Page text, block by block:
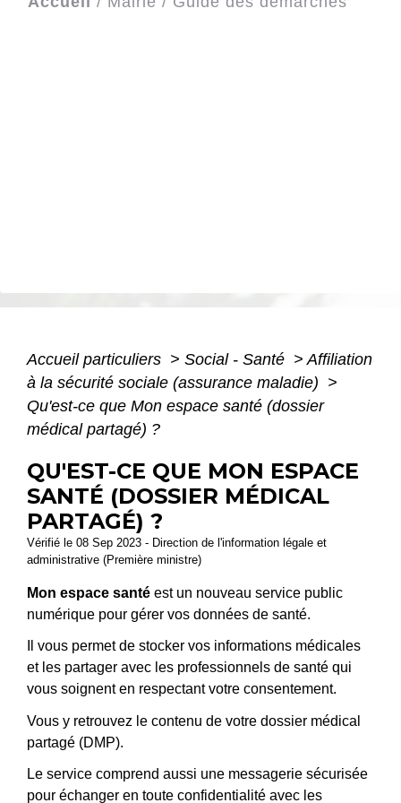
Accueil particuliers > Social - Santé > Affiliation
à la sécurité sociale (assurance maladie) >
Qu'est-ce que Mon espace santé (dossier
médical partagé) ?
QU'EST-CE QUE MON ESPACE
SANTÉ (DOSSIER MÉDICAL
PARTAGÉ) ?
Vérifié le 08 Sep 2023 - Direction de l'information légale et
administrative (Première ministre)
Mon espace santé est un nouveau service public
numérique pour gérer vos données de santé.
Il vous permet de stocker vos informations médicales
et les partager avec les professionnels de santé qui
vous soignent en respectant votre consentement.
Vous y retrouvez le contenu de votre dossier médical
partagé (DMP).
Le service comprend aussi une messagerie sécurisée
pour échanger en toute confidentialité avec les